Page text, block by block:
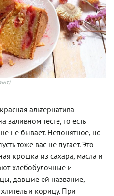
альтернатива
заливном тесте, то есть
не бывает. Непонятное, но
тоже вас не пугает. Это
крошка из сахара, масла и
хлебобулочные и
давшие ей название,
и корицу. При